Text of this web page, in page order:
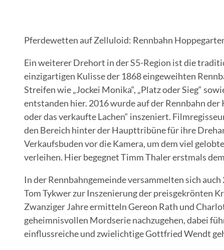
Pferdewetten auf Zelluloid: Rennbahn
Ein weiterer Drehort in der S5-Region ist die
einzigartigen Kulisse der 1868 eingeweihten
Streifen wie „Jockei Monika“, „Platz oder Sieg“
entstanden hier. 2016 wurde auf der Rennbahn
oder das verkaufte Lachen“ inszeniert.
den Bereich hinter der Haupttribüne für ihre
Verkaufsbuden vor die Kamera, um dem viel
verleihen. Hier begegnet Timm Thaler erstmals
In der Rennbahngemeinde versammelten sich
Tom Tykwer zur Inszenierung der preisgekrönten
Zwanziger Jahre ermitteln Gereon Rath und
geheimnisvollen Mordserie nachzugehen, dabei
einflussreiche und zwielichtige Gottfried Wendt